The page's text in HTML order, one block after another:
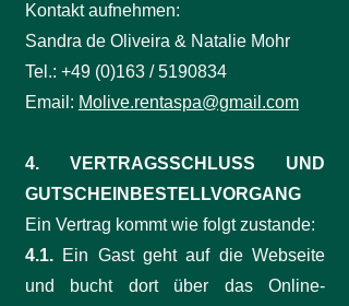
Kontakt aufnehmen:
Sandra de Oliveira & Natalie Mohr
Tel.: +49 (0)163 /5190834
Email: Molive.rentaspa@gmail.com
4. VERTRAGSSCHLUSS UND
GUTSCHEINBESTELLVORGANG
Ein Vertrag kommt wie folgt zustande:
4.1. Ein Gast geht auf die Webseite
und bucht dort über das Online-